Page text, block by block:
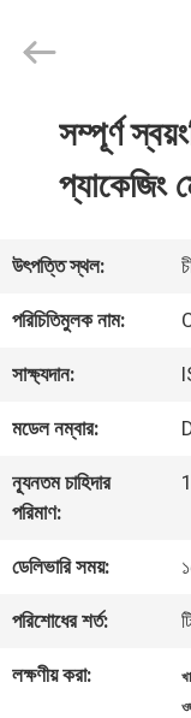
আমাদের
সম্পর্কে
কারখানা
পরিদর্শন
গুণমান
নিয়ন্ত্রণ
Chic
Machinery
সম্পূর্ণ
প্যাকেজিং
উৎপত্তি স্থল:
পরিচিতিমুলক নাম:
সাক্ষ্যদান:
মডেল নম্বার:
ন্যূনতম চাহিদার
পরিমাণ:
ডেলিভারি সময়:
পরিশোধের শর্ত:
লক্ষণীয় করা: